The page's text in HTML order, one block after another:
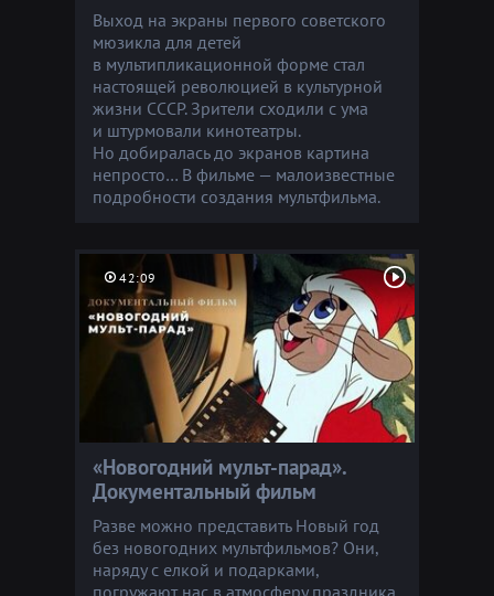
Выход на экраны первого советского
мюзикла для детей
в мультипликационной форме стал
настоящей революцией в культурной
жизни СССР. Зрители сходили с ума
и штурмовали кинотеатры.
Но добиралась до экранов картина
непросто… В фильме — малоизвестные
подробности создания мультфильма.
42:09
«Новогодний мульт-парад».
Документальный фильм
Разве можно представить Новый год
без новогодних мультфильмов? Они,
наряду с елкой и подарками,
погружают нас в атмосферу праздника